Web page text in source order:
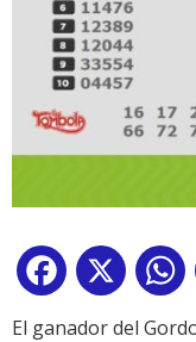
Facebook
X
El ganador del